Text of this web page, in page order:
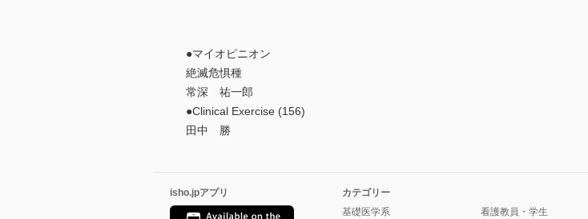
●マイオピニオン
絶滅危惧種
常深 祐一郎
●Clinical Exercise (156)
田中 勝
isho.jpアプリ
カテゴリー
基礎医学系
看護教員・学生